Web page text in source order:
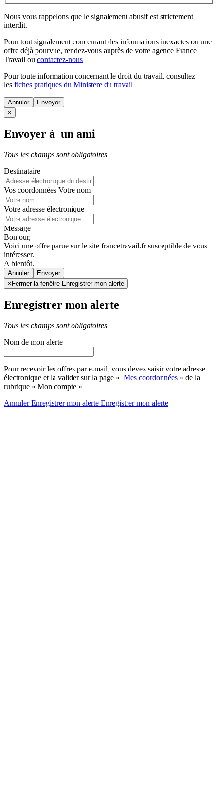
Nous vous rappelons que le signalement abusif est strictement
interdit.
Pour tout signalement concernant des informations inexactes ou une
offre déjà pourvue, rendez-vous auprès de votre agence France
Travail ou contactez-nous
Pour toute information concernant le droit du travail, consultez
les fiches pratiques du Ministère du travail
Annuler
×
Envoyer à un ami
Tous les champs sont obligatoires
Destinataire
Vos coordonnées Votre nom
Votre adresse électronique
Message
Bonjour,
Voici une offre parue sur le site francetravail.fr susceptible de vous
intéresser.
A bientôt.
Annuler
× Fermer la fenêtre Enregistrer mon alerte
Enregistrer mon alerte
Tous les champs sont obligatoires
Nom de mon alerte
Pour recevoir les offres par e-mail, vous devez saisir votre adresse
électronique et la valider sur la page « Mes coordonnées » de la
rubrique « Mon compte »
AnnulerEnregistrer mon alerte Enregistrermon alerte